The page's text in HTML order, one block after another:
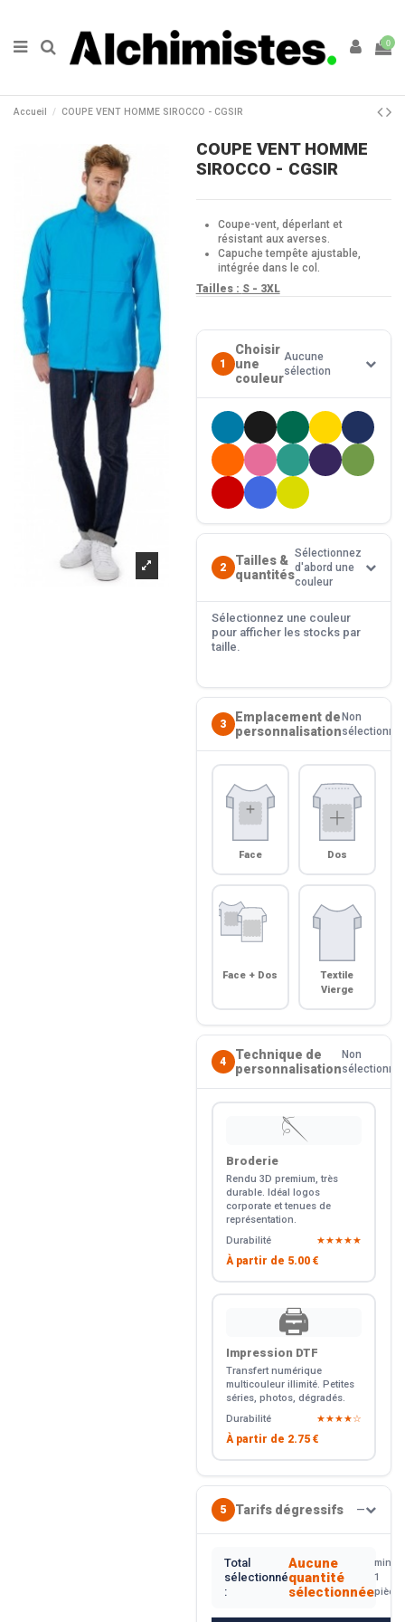
0
Accueil COUPE VENT HOMME SIROCCO - CGSIR
COUPE VENT HOMME
SIROCCO - CGSIR
Coupe-vent, déperlant et
résistant aux averses.
Capuche tempête ajustable,
intégrée dans le col.
Tailles : S - 3XL
1
Choisir
une
couleur
Aucune
sélection
2
Tailles &
quantités
Sélectionnez
d'abord une
couleur
Sélectionnez une couleur
pour afficher les stocks par
taille.
3
Emplacement de
personnalisation
Non
sélectionné
Face Dos
Face + Dos
Textile
Vierge
4
Technique de
personnalisation
Non
sélectionné
🪡
Broderie
Rendu 3D premium, très
durable. Idéal logos
corporate et tenues de
représentation.
Durabilité
★★★★★
À partir de 5.00 €
🖨️
Impression DTF
Transfert numérique
multicouleur illimité. Petites
séries, photos, dégradés.
Durabilité
★★★★☆
À partir de 2.75 €
5 Tarifs dégressifs —
Total
sélectionné
:
Aucune
quantité
sélectionnée
min.
1
pièce